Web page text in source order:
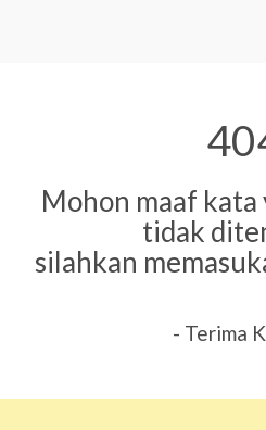
Mohon maaf kata
tidak
silahkan
- Terima